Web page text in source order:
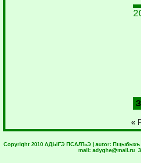
«
Copyright 2010 АДЫГЭ ПСАЛЪЭ | autor: Пщыбыхь
mail: adyghe@mail.ru